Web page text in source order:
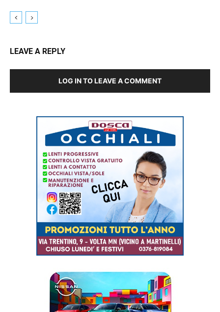
LEAVE A REPLY
LOG IN TO LEAVE A COMMENT